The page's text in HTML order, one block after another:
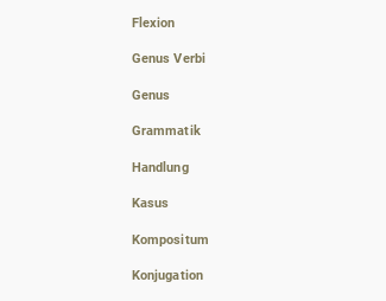
Flexion
Genus Verbi
Genus
Grammatik
Handlung
Kasus
Kompositum
Konjugation